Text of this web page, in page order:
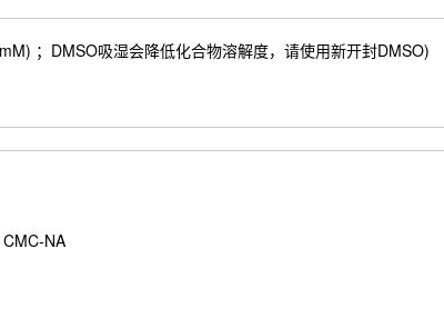
；DMSO吸湿会降低化合物溶解度，请使用新开封DMSO)
CMC-NA